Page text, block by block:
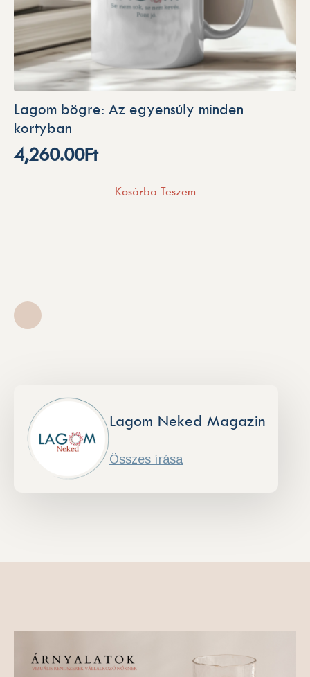
Lagom bögre: Az egyensúly minden
kortyban
4,260.00Ft
Kosárba Teszem
Lagom Neked Magazin
Összes írása